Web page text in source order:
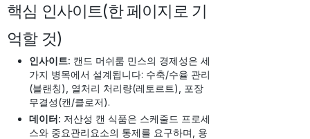
핵심 인사이트(한 페이지로 기
억할 것)
인사이트: 캔드 머쉬룸 민스의 경제성은 세
가지 병목에서 설계됩니다: 수축/수율 관리
(블랜칭), 열처리 처리량(레토르트), 포장
무결성(캔/클로저).
데이터: 저산성 캔 식품은 스케줄드 프로세
스와 중요관리요소의 통제를 요구하며, 용